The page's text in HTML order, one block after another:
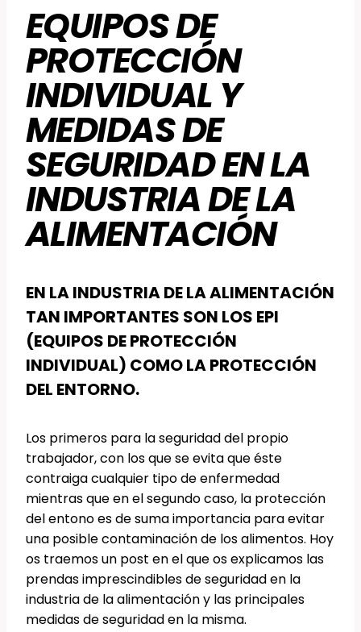
EQUIPOS DE
PROTECCIÓN
INDIVIDUAL Y
MEDIDAS DE
SEGURIDAD EN LA
INDUSTRIA DE LA
ALIMENTACIÓN
EN LA INDUSTRIA DE LA ALIMENTACIÓN
TAN IMPORTANTES SON LOS EPI
(EQUIPOS DE PROTECCIÓN
INDIVIDUAL) COMO LA PROTECCIÓN
DEL ENTORNO.
Los primeros para la seguridad del propio
trabajador, con los que se evita que éste
contraiga cualquier tipo de enfermedad
mientras que en el segundo caso, la protección
del entono es de suma importancia para evitar
una posible contaminación de los alimentos. Hoy
os traemos un post en el que os explicamos las
prendas imprescindibles de seguridad en la
industria de la alimentación y las principales
medidas de seguridad en la misma.